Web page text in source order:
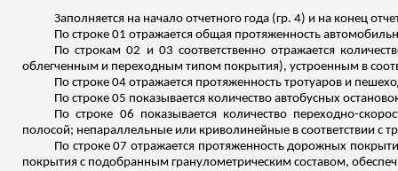
Заполняется на начало отчетного года (гр. 4) и на конец
По строке 01 отражается общая протяженность
По строкам 02 и 03 соответственно отражается
облегченным и переходным типом покрытия), устроенным в
По строке 04 отражается протяженность тротуаров и
По строке 05 показывается количество автобусных
По строке 06 показывается количество переходно-
полосой; непараллельные или криволинейные в соответствии
По строке 07 отражается протяженность дорожных
покрытия с подобранным гранулометрическим составом,